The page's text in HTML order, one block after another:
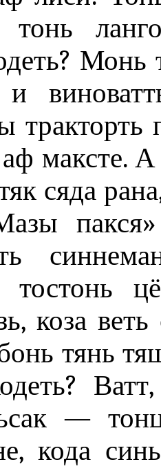
Монь
максте. А
сяда
тостонь
коза
тянь
—
кода